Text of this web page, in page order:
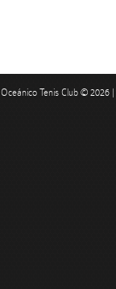
Oceánico Tenis Club © 2026 |